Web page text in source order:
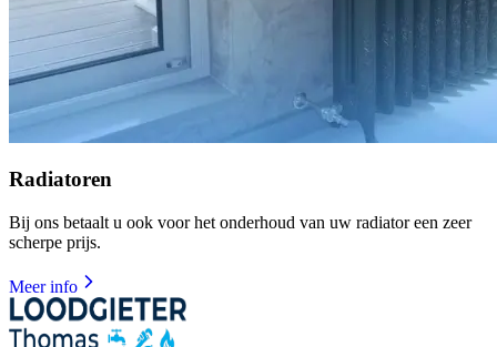
Radiatoren
Bij ons betaalt u ook voor het onderhoud van uw radiator een zeer
scherpe prijs.
Meer info